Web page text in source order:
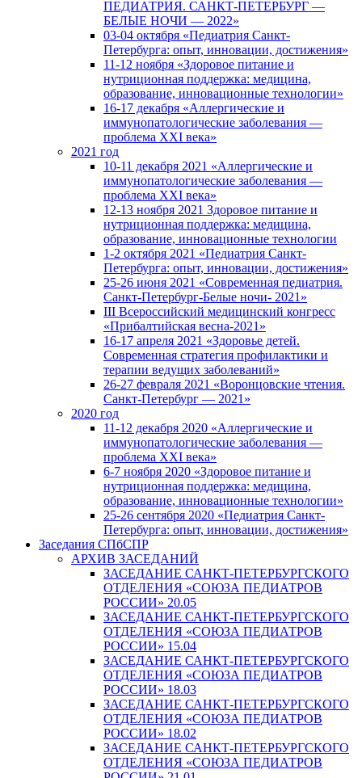
ПЕДИАТРИЯ. САНКТ-ПЕТЕРБУРГ —
БЕЛЫЕ НОЧИ — 2022»
03-04 октября «Педиатрия Санкт-
Петербурга: опыт, инновации, достижения»
11-12 ноября «Здоровое питание и
нутриционная поддержка: медицина,
образование, инновационные технологии»
16-17 декабря «Аллергические и
иммунопатологические заболевания —
проблема XXI века»
2021 год
10-11 декабря 2021 «Аллергические и
иммунопатологические заболевания —
проблема XXI века»
12-13 ноября 2021 Здоровое питание и
нутриционная поддержка: медицина,
образование, инновационные технологии
1-2 октября 2021 «Педиатрия Санкт-
Петербурга: опыт, инновации, достижения»
25-26 июня 2021 «Современная педиатрия.
Санкт-Петербург-Белые ночи- 2021»
III Всероссийский медицинский конгресс
«Прибалтийская весна-2021»
16-17 апреля 2021 «Здоровье детей.
Современная стратегия профилактики и
терапии ведущих заболеваний»
26-27 февраля 2021 «Воронцовские чтения.
Санкт-Петербург — 2021»
2020 год
11-12 декабря 2020 «Аллергические и
иммунопатологические заболевания —
проблема XXI века»
6-7 ноября 2020 «Здоровое питание и
нутриционная поддержка: медицина,
образование, инновационные технологии»
25-26 сентября 2020 «Педиатрия Санкт-
Петербурга: опыт, инновации, достижения»
Заседания СПбСПР
АРХИВ ЗАСЕДАНИЙ
ЗАСЕДАНИЕ САНКТ-ПЕТЕРБУРГСКОГО
ОТДЕЛЕНИЯ «СОЮЗА ПЕДИАТРОВ
РОССИИ» 20.05
ЗАСЕДАНИЕ САНКТ-ПЕТЕРБУРГСКОГО
ОТДЕЛЕНИЯ «СОЮЗА ПЕДИАТРОВ
РОССИИ» 15.04
ЗАСЕДАНИЕ САНКТ-ПЕТЕРБУРГСКОГО
ОТДЕЛЕНИЯ «СОЮЗА ПЕДИАТРОВ
РОССИИ» 18.03
ЗАСЕДАНИЕ САНКТ-ПЕТЕРБУРГСКОГО
ОТДЕЛЕНИЯ «СОЮЗА ПЕДИАТРОВ
РОССИИ» 18.02
ЗАСЕДАНИЕ САНКТ-ПЕТЕРБУРГСКОГО
ОТДЕЛЕНИЯ «СОЮЗА ПЕДИАТРОВ